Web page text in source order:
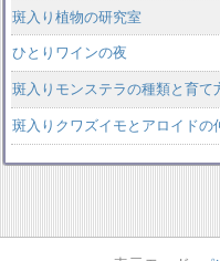
斑入り植物の研究室
ひとりワインの夜
斑入りモンステラの種類と育て
斑入りクワズイモとアロイドの